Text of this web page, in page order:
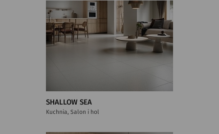
SHALLOW SEA
Kuchnia, Salon i hol